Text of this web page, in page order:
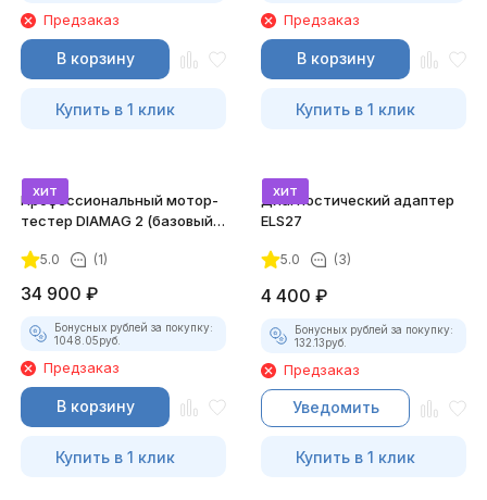
Предзаказ
В корзину
Купить в 1 клик
Предзаказ
В корзину
Купить в 1 клик
хит
Профессиональный мотор-
тестер DIAMAG 2 (базовый
5.0 (1)
34 900 ₽
Бонусных рублей за покупку:
1048.05руб.
Предзаказ
В корзину
Купить в 1 клик
хит
Диагностический адаптер
ELS27
5.0 (3)
4 400 ₽
Бонусных рублей за покупку:
132.13руб.
Предзаказ
Уведомить
Купить в 1 клик